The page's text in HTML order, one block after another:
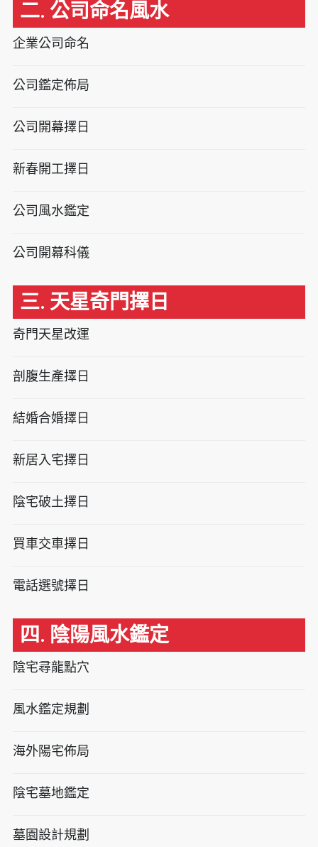
二. 公司命名風水
企業公司命名
公司鑑定佈局
公司開幕擇日
新春開工擇日
公司風水鑑定
公司開幕科儀
三. 天星奇門擇日
奇門天星改運
剖腹生產擇日
結婚合婚擇日
新居入宅擇日
陰宅破土擇日
買車交車擇日
電話選號擇日
四. 陰陽風水鑑定
陰宅尋龍點穴
風水鑑定規劃
海外陽宅佈局
陰宅墓地鑑定
墓園設計規劃